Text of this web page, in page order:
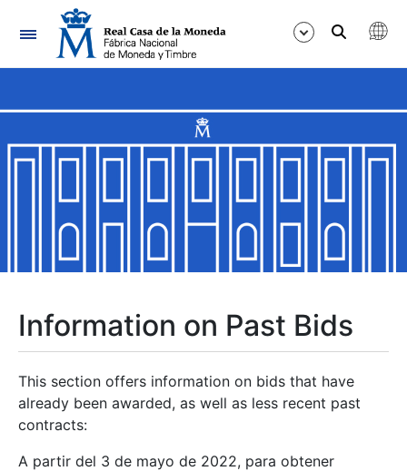
Navigation
Show/Hide
Show/Hide
Show/Hide
Show/Hide
Information on Past Bids
This section offers information on bids that have
already been awarded, as well as less recent past
contracts:
A partir del 3 de mayo de 2022, para obtener